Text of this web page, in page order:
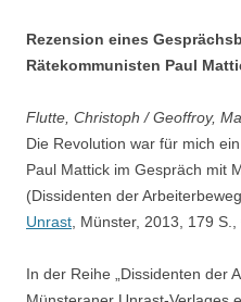
Rezension eines
Rätekommunisten Paul
Flutte, Christoph / Geoffroy,
Die Revolution war für mich
Paul Mattick im Gespräch mit
(Dissidenten der
Unrast , Münster, 2013, 179
In der Reihe „Dissidenten der